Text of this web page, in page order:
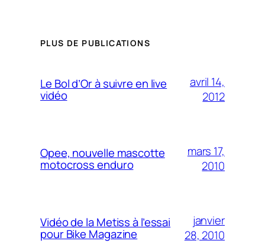
PLUS DE PUBLICATIONS
Le Bol d’Or à suivre en live
vidéo
avril 14,
2012
Opee, nouvelle mascotte
motocross enduro
mars 17,
2010
Vidéo de la Metiss à l’essai
pour Bike Magazine
janvier
28, 2010